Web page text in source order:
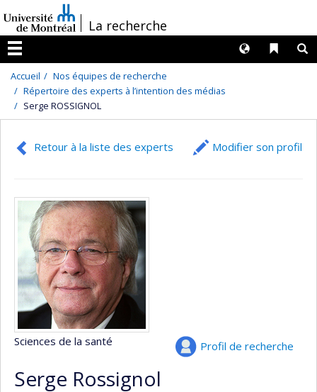
au
contenu
/La recherche
Menu
Liens
Langues
Accueil
Nos équipes de recherche
Répertoire des experts à l’intention des médias
Serge ROSSIGNOL
Retour à la liste des experts Modifier son profil
Profil de recherche
Sciences de la santé
Serge Rossignol